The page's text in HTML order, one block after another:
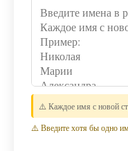
⚠️ Каждое имя с новой
⚠️ Введите хотя бы одно